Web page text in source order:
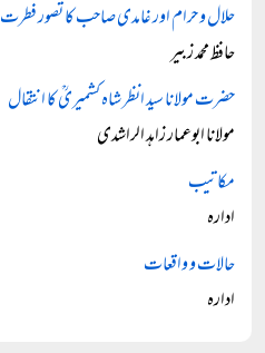
حلال و حرام اور غامدی صاحب کا تصور فطرت
حافظ محمد زبیر
حضرت مولانا سید انظر شاہ کشمیریؒ کا انتقال
مولانا ابوعمار زاہد الراشدی
مکاتیب
ادارہ
حالات و واقعات
ادارہ